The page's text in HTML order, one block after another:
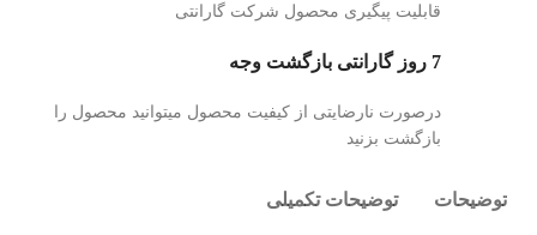
قابلیت پیگیری محصول شرکت گارانتی
7 روز گارانتی بازگشت وجه
درصورت نارضایتی از کیفیت محصول میتوانید محصول را
بازگشت بزنید
توضیحات توضیحات تکمیلی